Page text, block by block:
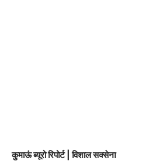
कुमाऊं ब्यूरो रिपोर्ट | विशाल सक्सेना